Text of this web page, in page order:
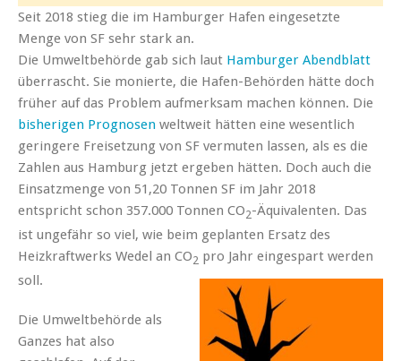
Seit 2018 stieg die im Hamburger Hafen eingesetzte
Menge von SF sehr stark an.
Die Umweltbehörde gab sich laut Hamburger Abendblatt
überrascht. Sie monierte, die Hafen-Behörden hätte doch
früher auf das Problem aufmerksam machen können. Die
bisherigen Prognosen weltweit hätten eine wesentlich
geringere Freisetzung von SF vermuten lassen, als es die
Zahlen aus Hamburg jetzt ergeben hätten. Doch auch die
Einsatzmenge von 51,20 Tonnen SF im Jahr 2018
entspricht schon 357.000 Tonnen CO2-Äquivalenten. Das
ist ungefähr so viel, wie beim geplanten Ersatz des
Heizkraftwerks Wedel an CO2 pro Jahr eingespart werden
soll.
Die Umweltbehörde als
Ganzes hat also